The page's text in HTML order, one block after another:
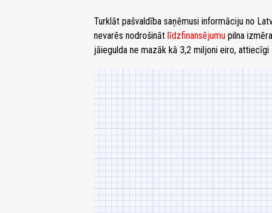
Turklāt pašvaldība saņēmusi informāciju no
nevarēs nodrošināt līdzfinansējumu pilna
jāiegulda ne mazāk kā 3,2 miljoni eiro,